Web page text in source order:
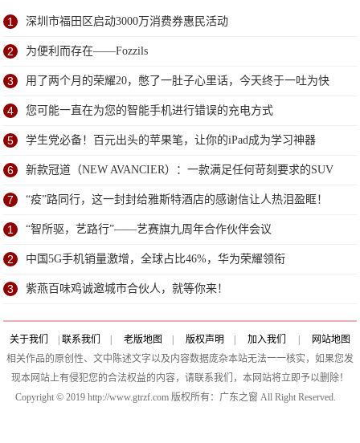
1 深圳市福田区启动3000万消费券惠民活动
2 为便利而存在——Fozzils
3 用了两个月的荣耀20，憋了一肚子心里话，今天终于一吐为快
4 您可能一直在为您的智能手机进行错误的充电方式
5 学生党必备！百元出头的苹果笔，让你的iPad成为学习神器
6 新款冠道（NEW AVANCIER）：一款满足任何苛刻要求的SUV
7 “疫”路同行，这一封封给雅斯特酒店的感谢信让人热泪盈眶！
1 “智所驱，艺路行”——艺赛旗九周年合作伙伴会议
2 中国5G手机销量激增，全球占比46%，华为荣耀领衔
3 紫燕百味鸡诚邀城市合伙人，就等你来！
关于我们 联系我们 老版地图 版权声明 加入我们
网站地图
相关作品的原创性、文中陈述文字以及内容数据庞杂本站无法一一核实，如果您发
现本网站上有侵犯您的合法权益的内容，请联系我们，本网站将立即予以删除！
Copyright © 2019 http://www.gtrzf.com 版权所有：广东之窗 All Right Reserved.